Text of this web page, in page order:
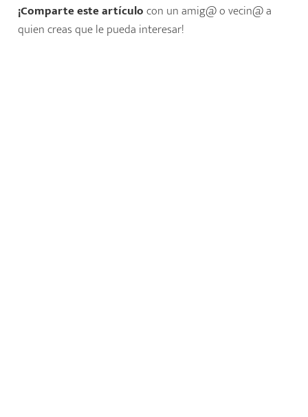
¡Comparte este artículocon un amig@ o vecin@ a
quien creas que le pueda interesar!